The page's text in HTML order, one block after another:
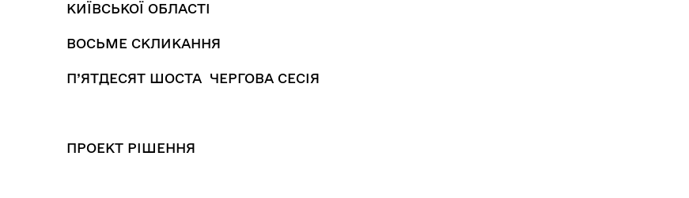
КИЇВСЬКОЇ ОБЛАСТІ
ВОСЬМЕ СКЛИКАННЯ
П’ЯТДЕСЯТ ШОСТА ЧЕРГОВА СЕСІЯ
ПРОЕКТ РІШЕННЯ